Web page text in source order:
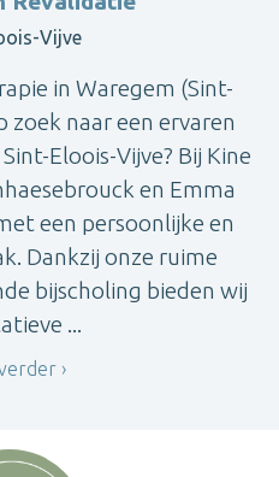
Vijve
in Waregem (Sint-
zoek naar een ervaren
Eloois-Vijve? Bij Kine
en Emma
een persoonlijke en
Dankzij onze ruime
bijscholing bieden wij
...
verder